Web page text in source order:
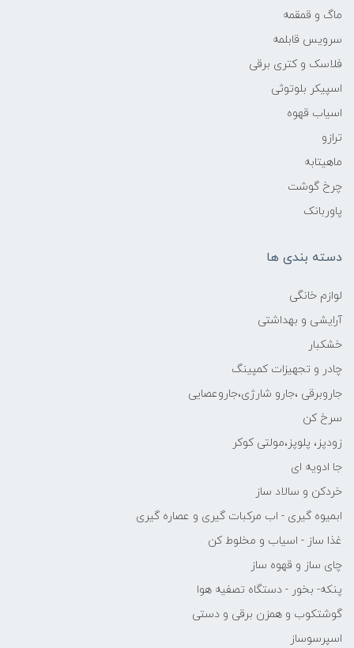
ماگ و قمقمه
سرویس قابلمه
فلاسک و کتری برقی
اسپیکر بلوتوثی
اسیاب قهوه
ترازو
ماهیتابه
چرخ گوشت
پاوربانک
دسته بندی ها
لوازم خانگی
آرایشی و بهداشتی
خشکبار
چادر و تجهیزات کمپینگ
جاروبرقی ،جارو شارژی،جاروعصایی
سرخ کن
زودپز، پلوپز،مولتی کوکر
جا ادویه ای
خردکن و سالاد ساز
ابمیوه گیری - اب مرکبات گیری و عصاره گیری
غذا ساز - اسیاب و مخلوط کن
چای ساز و قهوه ساز
پنکه- بخور - دستگاه تصفیه هوا
گوشتکوب و همزن برقی و دستی
اسپرسوساز